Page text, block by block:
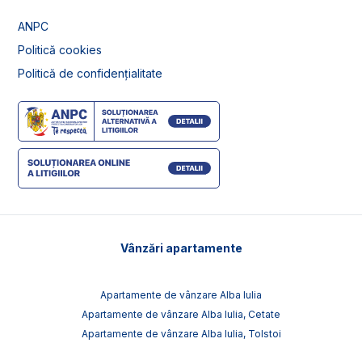
ANPC
Politică cookies
Politică de confidențialitate
Vânzări apartamente
Apartamente de vânzare Alba Iulia
Apartamente de vânzare Alba Iulia, Cetate
Apartamente de vânzare Alba Iulia, Tolstoi